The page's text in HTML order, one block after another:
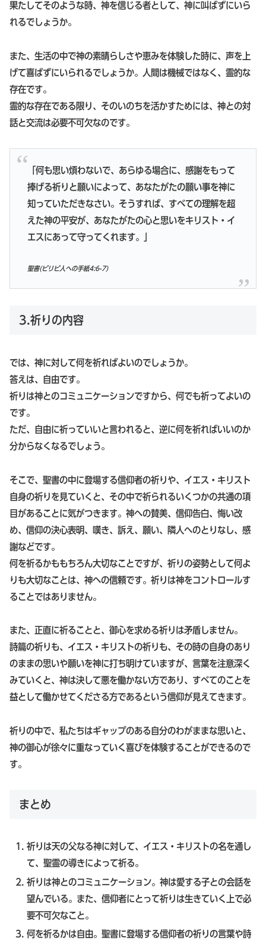
果たしてそのような時、神を信じる者として、神に叫ばずにいら
れるでしょうか。
また、生活の中で神の素晴らしさや恵みを体験した時に、声を上
げて喜ばずにいられるでしょうか。人間は機械ではなく、霊的な
存在です。
霊的な存在である限り、そのいのちを活かすためには、神との対
話と交流は必要不可欠なのです。
「何も思い煩わないで、あらゆる場合に、感謝をもって
捧げる祈りと願いによって、あなたがたの願い事を神に
知っていただきなさい。そうすれば、すべての理解を超
えた神の平安が、あなたがたの心と思いをキリスト・イ
エスにあって守ってくれます。」
聖書(ピリピ人への手紙4:6-7)
3.祈りの内容
では、神に対して何を祈ればよいのでしょうか。
答えは、自由です。
祈りは神とのコミュニケーションですから、何でも祈ってよいの
です。
ただ、自由に祈っていいと言われると、逆に何を祈ればいいのか
分からなくなるでしょう。
そこで、聖書の中に登場する信仰者の祈りや、イエス・キリスト
自身の祈りを見ていくと、その中で祈られるいくつかの共通の項
目があることに気がつきます。神への賛美、信仰告白、悔い改
め、信仰の決心表明、嘆き、訴え、願い、隣人へのとりなし、感
謝などです。
何を祈るかももちろん大切なことですが、祈りの姿勢として何よ
りも大切なことは、神への信頼です。祈りは神をコントロールす
ることではありません。
また、正直に祈ることと、御心を求める祈りは矛盾しません。
詩篇の祈りも、イエス・キリストの祈りも、その時の自身のあり
のままの思いや願いを神に打ち明けていますが、言葉を注意深く
みていくと、神は決して悪を働かない方であり、すべてのことを
益として働かせてくださる方であるという信仰が見えてきます。
祈りの中で、私たちはギャップのある自分のわがままな思いと、
神の御心が徐々に重なっていく喜びを体験することができるので
す。
まとめ
祈りは天の父なる神に対して、イエス・キリストの名を通し
て、聖霊の導きによって祈る。
祈りは神とのコミュニケーション。神は愛する子との会話を
望んでいる。また、信仰者にとって祈りは生きていく上で必
要不可欠なこと。
何を祈るかは自由。聖書に登場する信仰者の祈りの言葉や詩